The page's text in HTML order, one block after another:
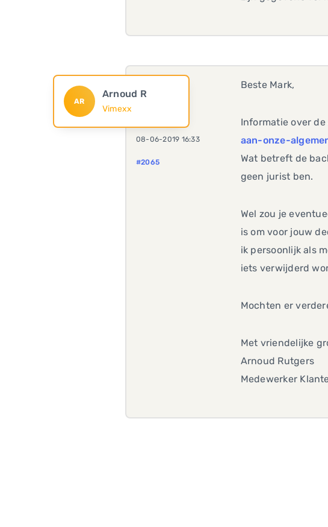
AR
Arnoud R
Vimexx
08-06-2019 16:33
#2065
Beste Mark,
Informatie over de
aan-onze-
Wat betreft de
geen jurist ben.
Wel zou je
is om voor jouw
ik persoonlijk als
iets verwijderd
Mochten er
Met vriendelijke
Arnoud Rutgers
Medewerker